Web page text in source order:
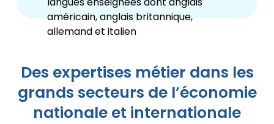
Des expertises métier dans les
grands secteurs de l’économie
nationale et internationale